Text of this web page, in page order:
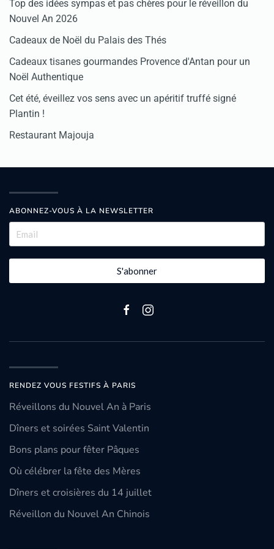
Top des idées sympas et pas chères pour le réveillon du
Nouvel An 2026
Cadeaux de Noël du Palais des Thés
Cadeaux tisanes gourmandes Provence d'Antan pour un
Noël Authentique
Cet été, éveillez vos sens avec un apéritif truffé signé
Plantin !
Restaurant Majouja
ABONNEZ-VOUS À LA NEWSLETTER
S'abonner
RENDEZ VOUS FESTIFS À PARIS
Réveillons du Nouvel An à Paris
Dîners et soirées Saint Valentin
Bons plans pour fêter Pâques
Où célébrer la fête des Mères
Dîners et croisières du 14 juillet
Réveillon du Nouvel An Chinois